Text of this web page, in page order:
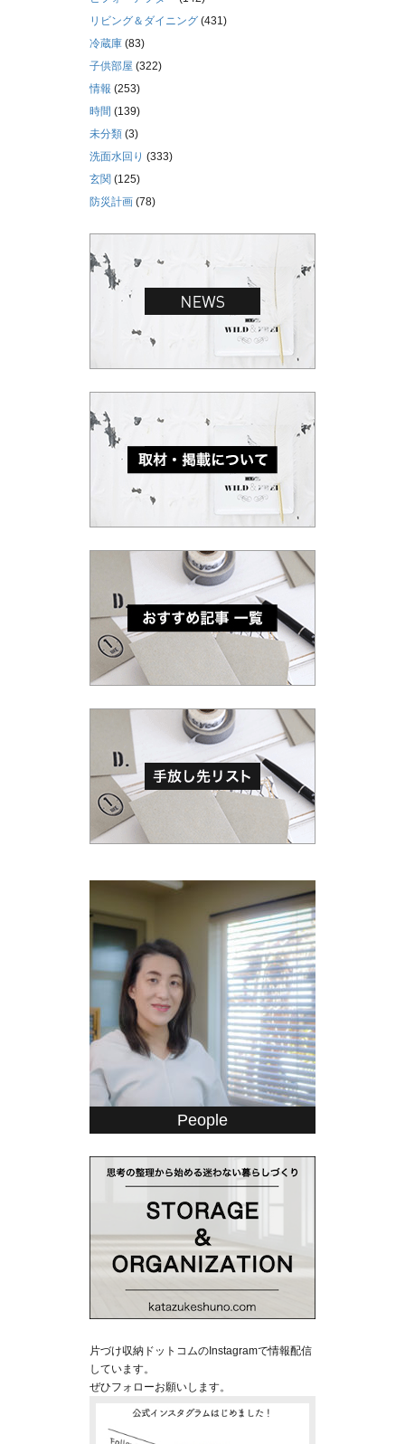
リビング＆ダイニング (431)
冷蔵庫 (83)
子供部屋 (322)
情報 (253)
時間 (139)
未分類 (3)
洗面水回り (333)
玄関 (125)
防災計画 (78)
People
片づけ収納ドットコムのInstagramで情報配信
しています。
ぜひフォローお願いします。